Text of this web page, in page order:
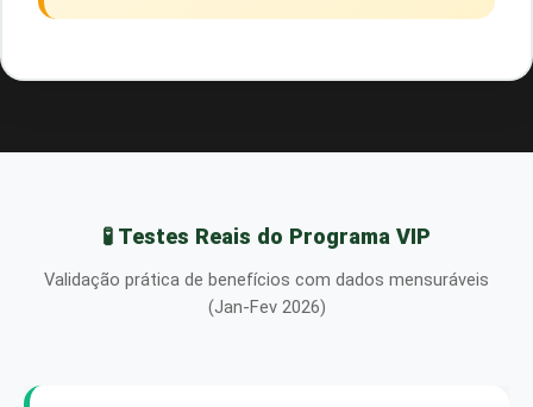
🧪 Testes Reais do Programa VIP
Validação prática de benefícios com dados mensuráveis
(Jan-Fev 2026)